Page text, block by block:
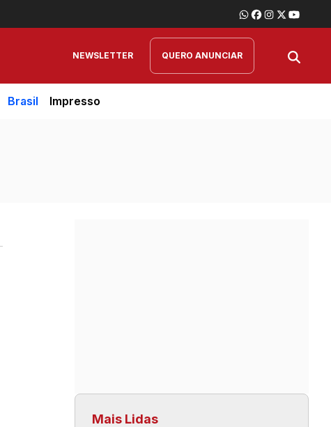
NEWSLETTER QUERO ANUNCIAR
Brasil Impresso
Mais Lidas